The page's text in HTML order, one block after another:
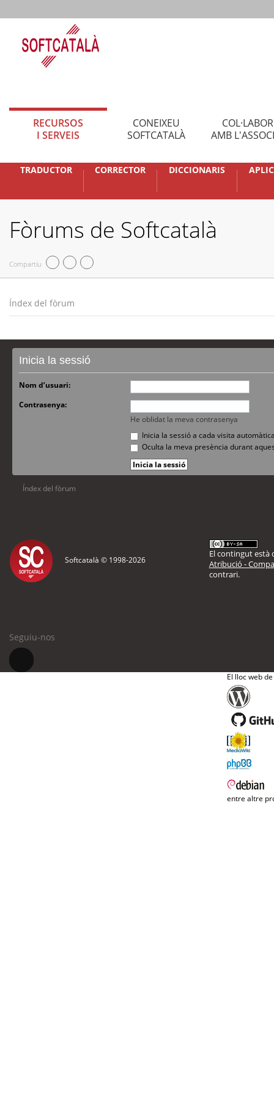
RECURSOS
I SERVEIS
CONEIXEU
SOFTCATALÀ
AMB
TRADUCTOR CORRECTOR DICCIONARIS
Fòrums de Softcatalà
Compartiu
Índex del fòrum
Inicia la sessió
Nom d’usuari:
Contrasenya:
He oblidat la meva contrasenya
Inicia la sessió a cada visita
Oculta la meva presència durant
Índex del fòrum
Softcatalà © 1998-2026
El contingut està
Atribució -
contrari.
Seguiu-nos
El lloc web
entre altre